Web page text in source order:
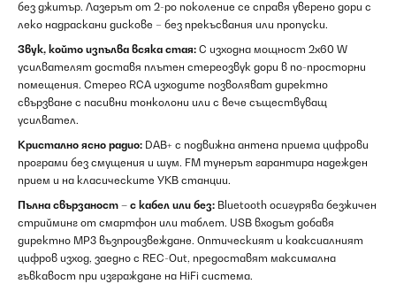
без джитър. Лазерът от 2-ро поколение се справя уверено дори с
леко надраскани дискове – без прекъсвания или пропуски.
Звук, който изпълва всяка стая: С изходна мощност 2x60 W
усилвателят доставя плътен стереозвук дори в по-просторни
помещения. Стерео RCA изходите позволяват директно
свързване с пасивни тонколони или с вече съществуващ
усилвател.
Кристално ясно радио: DAB+ с подвижна антена приема цифрови
програми без смущения и шум. FM тунерът гарантира надежден
прием и на класическите УКВ станции.
Пълна свързаност – с кабел или без: Bluetooth осигурява безжичен
стрийминг от смартфон или таблет. USB входът добавя
директно MP3 възпроизвеждане. Оптическият и коаксиалният
цифров изход, заедно с REC-Out, предоставят максимална
гъвкавост при изграждане на HiFi система.